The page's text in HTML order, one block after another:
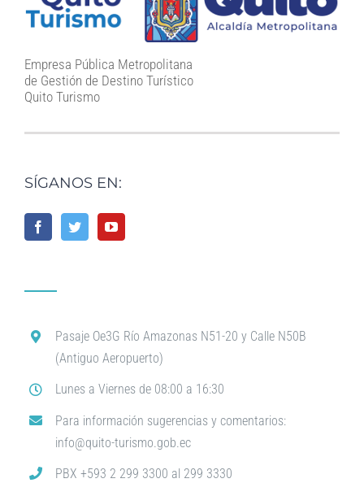
Empresa Pública Metropolitana
de Gestión de Destino Turístico
Quito Turismo
SÍGANOS EN:
Pasaje Oe3G Río Amazonas N51-20 y Calle N50B
(Antiguo Aeropuerto)
Lunes a Viernes de 08:00 a 16:30
Para información sugerencias y comentarios:
info@quito-turismo.gob.ec
PBX +593 2 299 3300 al 299 3330